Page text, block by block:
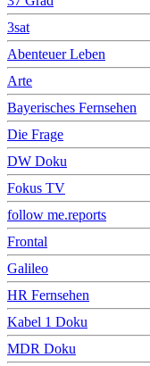
3sat
Abenteuer Leben
Arte
Bayerisches Fernsehen
Die Frage
DW Doku
Fokus TV
follow me.reports
Frontal
Galileo
HR Fernsehen
Kabel 1 Doku
MDR Doku